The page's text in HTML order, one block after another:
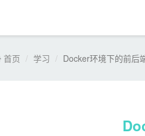
首页 学习 Docker环境下的前后